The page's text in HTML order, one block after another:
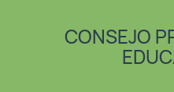
CONSEJO